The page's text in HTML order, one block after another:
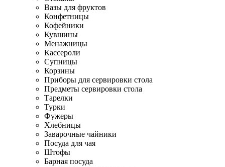
Вазы для фруктов
Конфетницы
Кофейники
Кувшины
Менажницы
Кассероли
Супницы
Корзины
Приборы для сервировки стола
Предметы сервировки стола
Тарелки
Турки
Фужеры
Хлебницы
Заварочные чайники
Посуда для чая
Штофы
Барная посуда